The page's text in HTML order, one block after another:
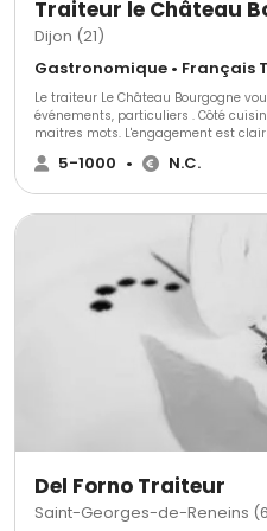
Traiteur le Château
Dijon (21)
Gastronomique • Français
Le traiteur Le Château Bourgogne
événements, particuliers . Côté
maitres mots. L'engagement est
saison et issus de producteurs locaux.
5-1000 • N.C.
Del Forno Traiteur
Saint-Georges-de-Reneins